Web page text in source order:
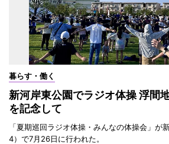
暮らす・働く
新河岸東公園でラジオ体操 浮間
を記念して
「夏期巡回ラジオ体操・みんなの体操会」が
4）で7月26日に行われた。